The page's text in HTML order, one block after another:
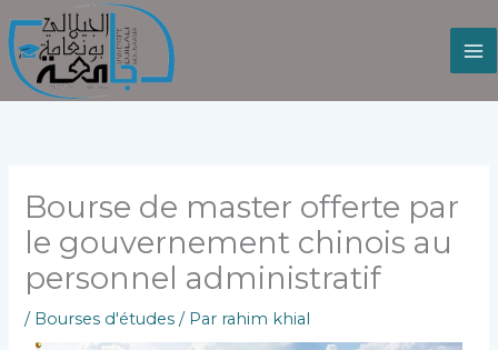
au
contenu
Bourse de master offerte par
le gouvernement chinois au
personnel administratif
/ Bourses d'études / Par rahim khial